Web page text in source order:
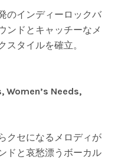
のインディーロックバ
ンドとキャッチーなメ
スタイルを確立。
Women’s Needs,
クセになるメロディが
ドと哀愁漂うボーカル